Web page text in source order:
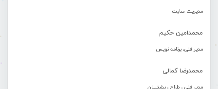
مدیریت سایت
محمدامین حکیم
مدیر فنی، برنامه نویس
محمدرضا کمالی
مدیر فنی ، طراح ، پشتیبان